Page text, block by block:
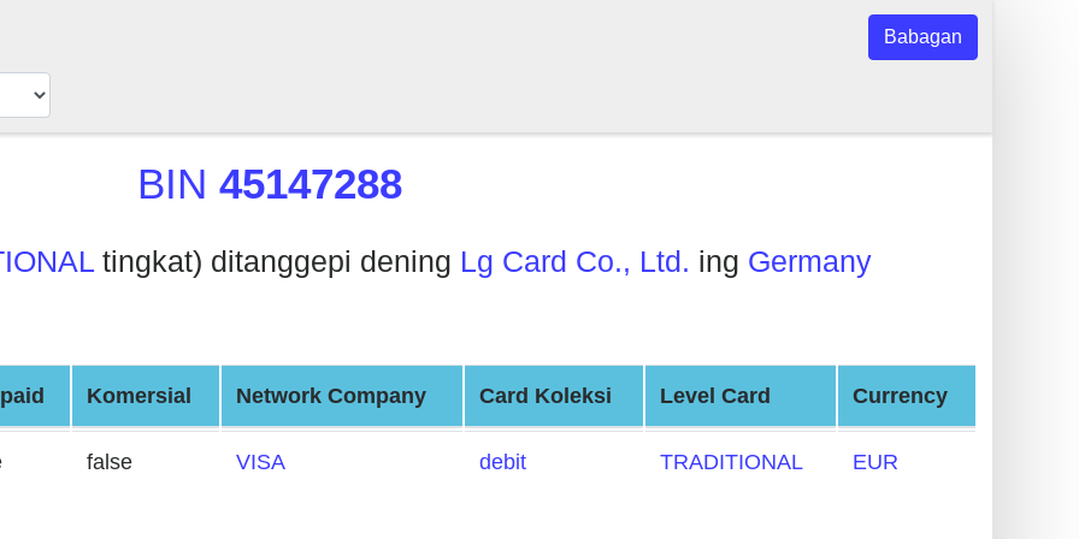
Babagan
BIN 45147288
tingkat) ditanggepi dening Lg Card Co., Ltd. ing Germany
Komersial Network Company Card Koleksi Level Card Currency
false VISA debit TRADITIONAL EUR